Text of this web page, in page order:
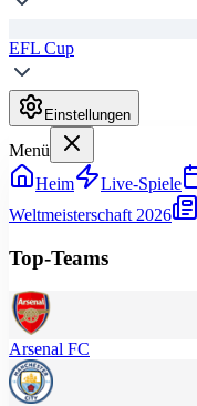
EFL Cup
Einstellungen
Menü
Heim
Live-Spiele
Weltmeisterschaft 2026
Top-Teams
Arsenal FC